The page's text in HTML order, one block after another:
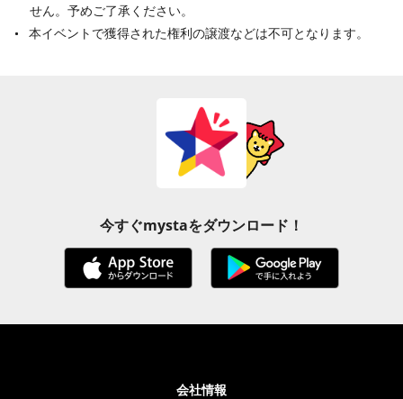
せん。予めご了承ください。
本イベントで獲得された権利の譲渡などは不可となります。
今すぐmystaをダウンロード！
会社情報